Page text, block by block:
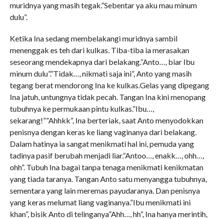
muridnya yang masih tegak.”Sebentar ya aku mau minum
dulu”.
Ketika Ina sedang membelakangi muridnya sambil
menenggak es teh dari kulkas. Tiba-tiba ia merasakan
seseorang mendekapnya dari belakang.”Anto…, biar Ibu
minum dulu”.”Tidak…, nikmati saja ini”, Anto yang masih
tegang berat mendorong Ina ke kulkas.Gelas yang dipegang
Ina jatuh, untungnya tidak pecah. Tangan Ina kini menopang
tubuhnya ke permukaan pintu kulkas.”Ibu…,
sekarang!””Ahhkk”, Ina berteriak, saat Anto menyodokkan
penisnya dengan keras ke liang vaginanya dari belakang.
Dalam hatinya ia sangat menikmati hal ini, pemuda yang
tadinya pasif berubah menjadi liar.”Antoo…, enakk…, ohh…,
ohh”. Tubuh Ina bagai tanpa tenaga menikmati kenikmatan
yang tiada taranya. Tangan Anto satu menyangga tubuhnya,
sementara yang lain meremas payudaranya. Dan penisnya
yang keras melumat liang vaginanya.”Ibu menikmati ini
khan”, bisik Anto di telinganya”Ahh…, hh”, Ina hanya merintih,